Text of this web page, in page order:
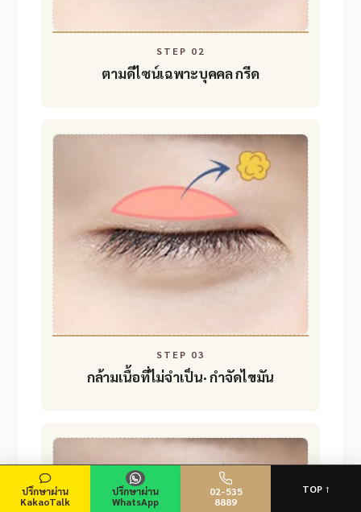
STEP 02
ตามดีไซน์เฉพาะบุคคลกรีด
STEP 03
กล้ามเนื้อที่ไม่จำเป็น·กำจัดไขมัน
ปรึกษาผ่าน
KakaoTalk
ปรึกษาผ่าน
WhatsApp
02-535
8889
TOP ↑